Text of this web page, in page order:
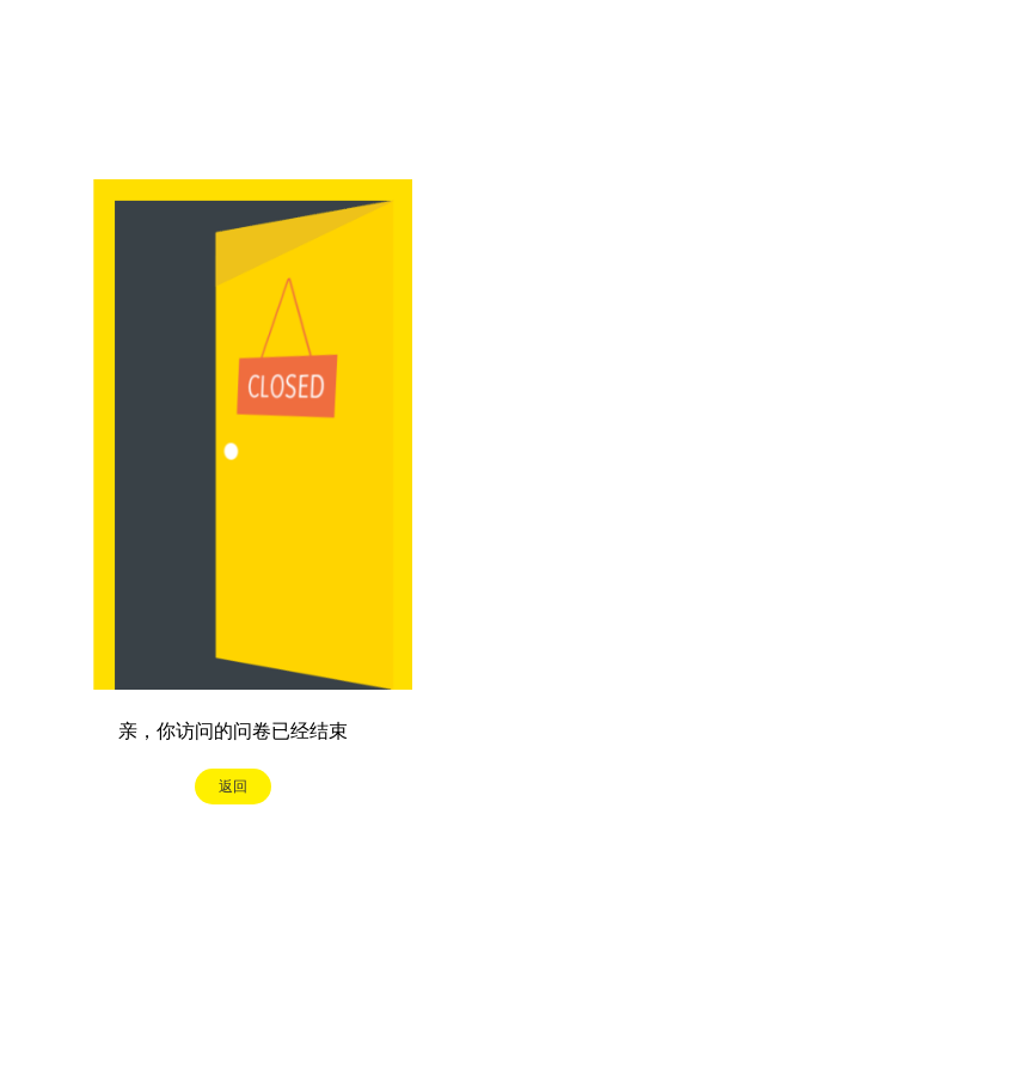
亲，你访问的问卷已经结束
返回